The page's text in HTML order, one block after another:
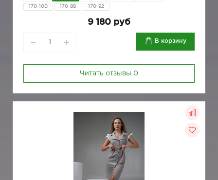
170-100 170-88 170-92
9 180 руб
В корзину
Читать отзывы 0